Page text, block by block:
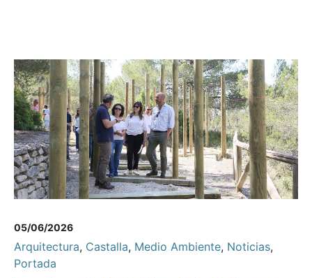
05/06/2026
Arquitectura, Castalla, Medio Ambiente, Noticias,
Portada